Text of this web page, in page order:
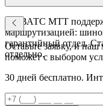
Да. ВАТС МТТ
маршрутизацией:
гарантийный отдел.
отдельно.
Оставьте заявку, и
поможет с выбором
30 дней бесплатно.